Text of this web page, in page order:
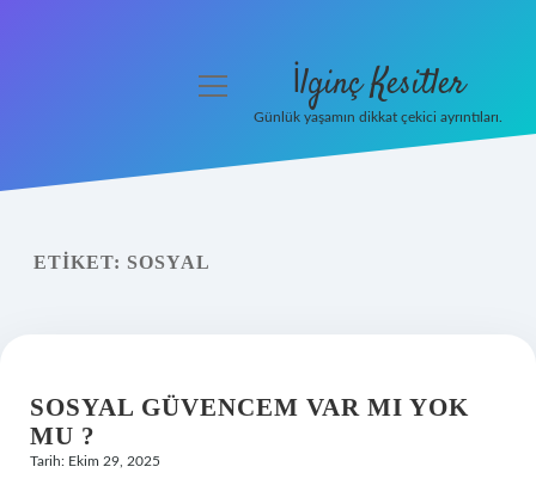
Yasal Uyarı
menüyü
İlginç Kesitler
Günlük yaşamın dikkat çekici ayrıntıları.
ETIKET: SOSYAL
SOSYAL GÜVENCEM VAR MI YOK
MU ?
Tarih: Ekim 29, 2025